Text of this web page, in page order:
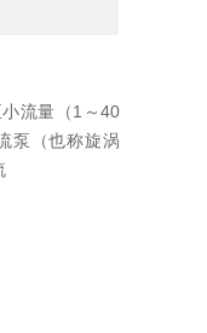
流量（1～40
泵（也称旋涡